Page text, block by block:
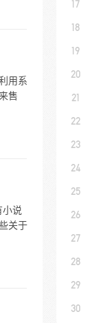
用系
售
小说
关于
17
18
19
20
21
22
23
24
25
26
27
28
29
30